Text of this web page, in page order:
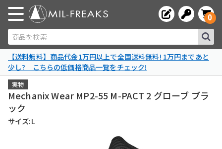
商品を検索
0
【送料無料】商品代金1万円以上で全国送料無料! 1万円まであと
少し? こちらの低価格商品一覧をチェック!
実物
Mechanix Wear MP2-55 M-PACT 2 グローブ ブラ
ック
サイズ:L